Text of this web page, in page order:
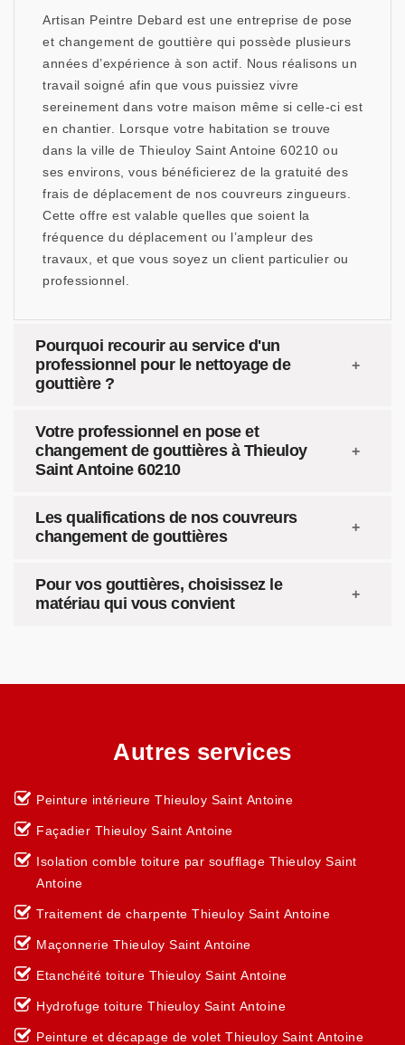
Artisan Peintre Debard est une entreprise de pose
et changement de gouttière qui possède plusieurs
années d’expérience à son actif. Nous réalisons un
travail soigné afin que vous puissiez vivre
sereinement dans votre maison même si celle-ci est
en chantier. Lorsque votre habitation se trouve
dans la ville de Thieuloy Saint Antoine 60210 ou
ses environs, vous bénéficierez de la gratuité des
frais de déplacement de nos couvreurs zingueurs.
Cette offre est valable quelles que soient la
fréquence du déplacement ou l’ampleur des
travaux, et que vous soyez un client particulier ou
professionnel.
Pourquoi recourir au service d'un
professionnel pour le nettoyage de
gouttière ?
Votre professionnel en pose et
changement de gouttières à Thieuloy
Saint Antoine 60210
Les qualifications de nos couvreurs
changement de gouttières
Pour vos gouttières, choisissez le
matériau qui vous convient
Autres services
Peinture intérieure Thieuloy Saint Antoine
Façadier Thieuloy Saint Antoine
Isolation comble toiture par soufflage Thieuloy Saint
Antoine
Traitement de charpente Thieuloy Saint Antoine
Maçonnerie Thieuloy Saint Antoine
Etanchéité toiture Thieuloy Saint Antoine
Hydrofuge toiture Thieuloy Saint Antoine
Peinture et décapage de volet Thieuloy Saint Antoine